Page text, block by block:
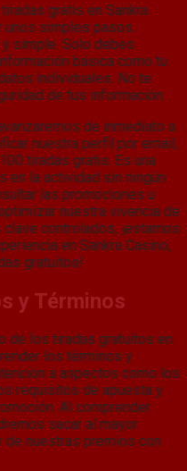
gratis en Sankra
unos simples pasos.
simple. Solo debes
básica como tu
individuales. No te
de tus información.
de inmediato a
nuestra perfil por email,
tiradas gratis. Es una
en la actividad sin ningún
las promociones u
nuestra vivencia de
controlados, ¡estamos
en Sankra Casino,
gratuitos!
y Términos
de los tiradas gratuitos en
los términos y
a aspectos como los
requisitos de apuesta y
Al comprender
sacar al mayor
de nuestras premios con